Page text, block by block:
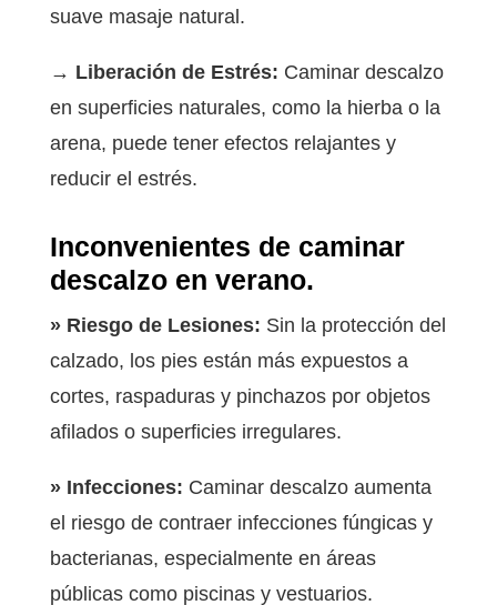
suave masaje natural.
→ Liberación de Estrés: Caminar descalzo
en superficies naturales, como la hierba o la
arena, puede tener efectos relajantes y
reducir el estrés.
Inconvenientes de caminar
descalzo en verano.
» Riesgo de Lesiones: Sin la protección del
calzado, los pies están más expuestos a
cortes, raspaduras y pinchazos por objetos
afilados o superficies irregulares.
» Infecciones: Caminar descalzo aumenta
el riesgo de contraer infecciones fúngicas y
bacterianas, especialmente en áreas
públicas como piscinas y vestuarios.